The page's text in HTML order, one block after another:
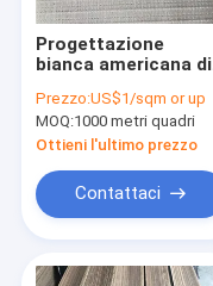
Progettazione
bianca americana di
Interior del taglio
approssimativo
Prezzo:US$1/sqm or up
MOQ:1000 metri quadri
Ottieni l'ultimo prezzo
Contattaci